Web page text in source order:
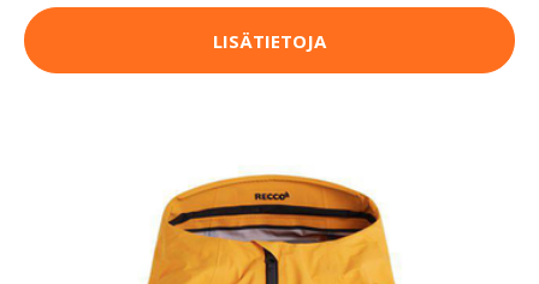
LISÄTIETOJA